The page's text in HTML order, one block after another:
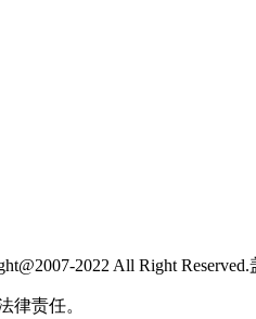
2022 All Right
律责任。